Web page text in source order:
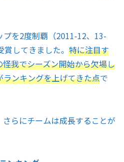
を2度制覇（2011-12、13-
してきました。 特に注目す
我でシーズン開始から欠場し
ンキングを上げてきた点で
らにチームは成長することが